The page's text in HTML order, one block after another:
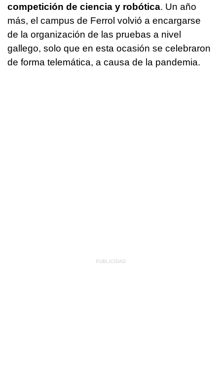
competición de ciencia y robótica. Un año
más, el campus de Ferrol volvió a encargarse
de la organización de las pruebas a nivel
gallego, solo que en esta ocasión se celebraron
de forma telemática, a causa de la pandemia.